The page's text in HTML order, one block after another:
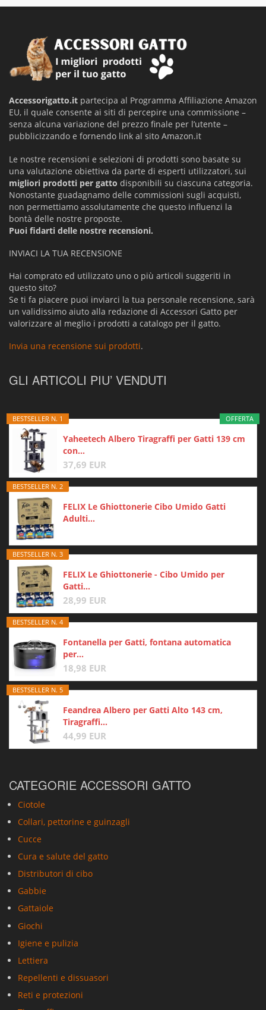
Accessorigatto.it partecipa al Programma Affiliazione Amazon
EU, il quale consente ai siti di percepire una commissione –
senza alcuna variazione del prezzo finale per l’utente –
pubblicizzando e fornendo link al sito Amazon.it
Le nostre recensioni e selezioni di prodotti sono basate su
una valutazione obiettiva da parte di esperti utilizzatori, sui
migliori prodotti per gatto disponibili su ciascuna categoria.
Nonostante guadagnamo delle commissioni sugli acquisti,
non permettiamo assolutamente che questo influenzi la
bontà delle nostre proposte.
Puoi fidarti delle nostre recensioni.
INVIACI LA TUA RECENSIONE
Hai comprato ed utilizzato uno o più articoli suggeriti in
questo sito?
Se ti fa piacere puoi inviarci la tua personale recensione, sarà
un validissimo aiuto alla redazione di Accessori Gatto per
valorizzare al meglio i prodotti a catalogo per il gatto.
Invia una recensione sui prodotti.
GLI ARTICOLI PIU’ VENDUTI
OFFERTA
BESTSELLER N. 1
Yaheetech Albero Tiragraffi per Gatti 139 cm
con...
37,69 EUR
BESTSELLER N. 2
FELIX Le Ghiottonerie Cibo Umido Gatti
Adulti...
BESTSELLER N. 3
FELIX Le Ghiottonerie - Cibo Umido per
Gatti...
28,99 EUR
BESTSELLER N. 4
Fontanella per Gatti, fontana automatica
per...
18,98 EUR
BESTSELLER N. 5
Feandrea Albero per Gatti Alto 143 cm,
Tiragraffi...
44,99 EUR
CATEGORIE ACCESSORI GATTO
Ciotole
Collari, pettorine e guinzagli
Cucce
Cura e salute del gatto
Distributori di cibo
Gabbie
Gattaiole
Giochi
Igiene e pulizia
Lettiera
Repellenti e dissuasori
Reti e protezioni